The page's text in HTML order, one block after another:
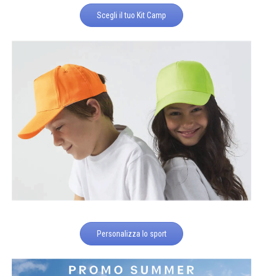
Scegli il tuo Kit Camp
Personalizza lo sport